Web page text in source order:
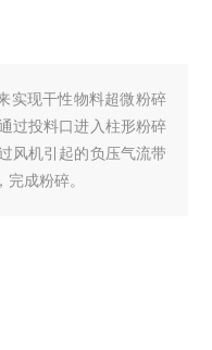
实现干性物料超微粉碎
过投料口进入柱形粉碎
风机引起的负压气流带
成粉碎。